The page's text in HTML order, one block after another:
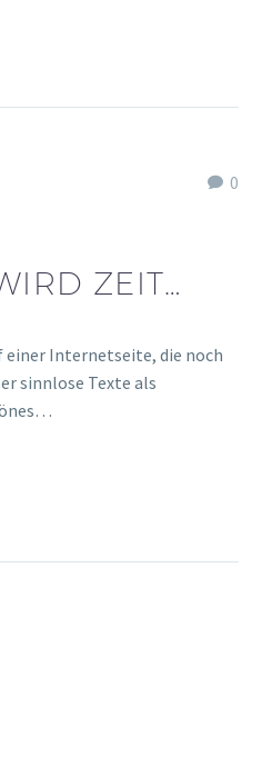
0
ZEIT…
einer Internetseite, die noch
sinnlose Texte als